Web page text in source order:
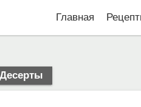
Главная
Десерты